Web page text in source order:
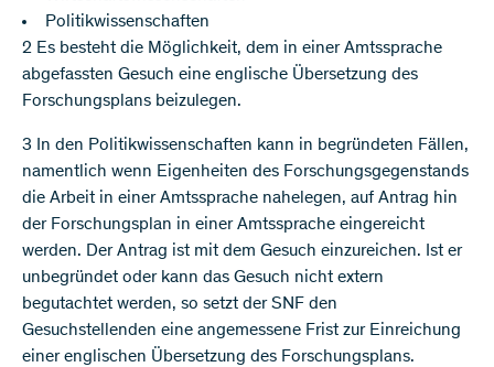
Politikwissenschaften
2 Es besteht die Möglichkeit, dem in einer Amtssprache
abgefassten Gesuch eine englische Übersetzung des
Forschungsplans beizulegen.
3 In den Politikwissenschaften kann in begründeten Fällen,
namentlich wenn Eigenheiten des Forschungsgegenstands
die Arbeit in einer Amtssprache nahelegen, auf Antrag hin
der Forschungsplan in einer Amtssprache eingereicht
werden. Der Antrag ist mit dem Gesuch einzureichen. Ist er
unbegründet oder kann das Gesuch nicht extern
begutachtet werden, so setzt der SNF den
Gesuchstellenden eine angemessene Frist zur Einreichung
einer englischen Übersetzung des Forschungsplans.